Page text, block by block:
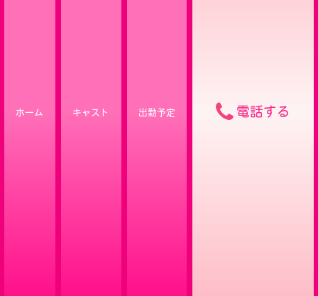
ホーム キャスト 出勤予定 電話する